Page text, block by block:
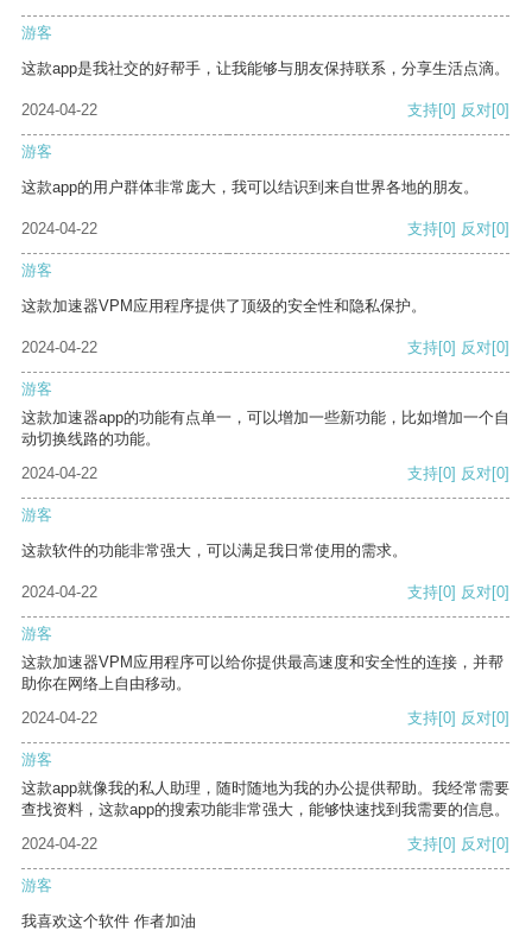
游客
这款app是我社交的好帮手，让我能够与朋友保持联系，分享生活点滴。
2024-04-22 支持[0] 反对[0]
游客
这款app的用户群体非常庞大，我可以结识到来自世界各地的朋友。
2024-04-22 支持[0] 反对[0]
游客
这款加速器VPM应用程序提供了顶级的安全性和隐私保护。
2024-04-22 支持[0] 反对[0]
游客
这款加速器app的功能有点单一，可以增加一些新功能，比如增加一个自
动切换线路的功能。
2024-04-22
支持[0] 反对[0]
游客
这款软件的功能非常强大，可以满足我日常使用的需求。
2024-04-22 支持[0] 反对[0]
游客
这款加速器VPM应用程序可以给你提供最高速度和安全性的连接，并帮
助你在网络上自由移动。
2024-04-22
支持[0] 反对[0]
游客
这款app就像我的私人助理，随时随地为我的办公提供帮助。我经常需要
查找资料，这款app的搜索功能非常强大，能够快速找到我需要的信息。
2024-04-22
支持[0] 反对[0]
游客
我喜欢这个软件 作者加油